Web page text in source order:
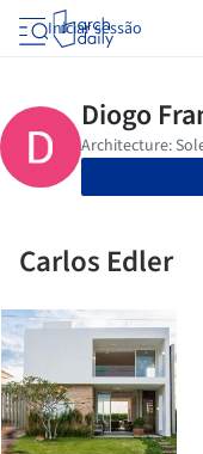
Iniciar sessão
Carlos Edler